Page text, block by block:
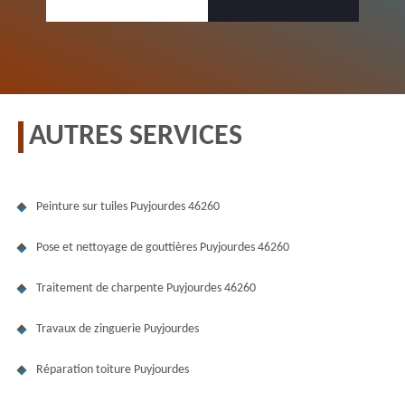
AUTRES SERVICES
Peinture sur tuiles Puyjourdes 46260
Pose et nettoyage de gouttières Puyjourdes 46260
Traitement de charpente Puyjourdes 46260
Travaux de zinguerie Puyjourdes
Réparation toiture Puyjourdes